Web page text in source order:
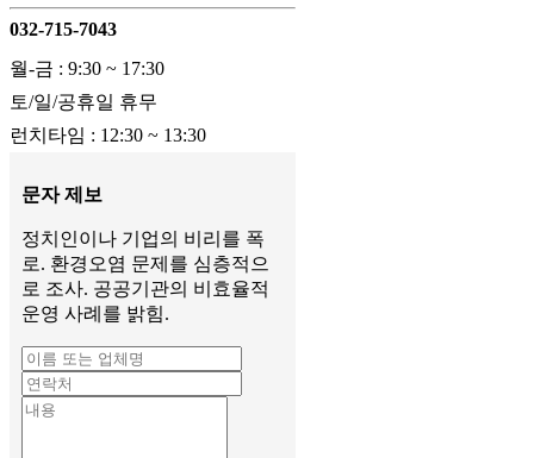
032-715-7043
월-금 : 9:30 ~ 17:30
토/일/공휴일 휴무
런치타임 : 12:30 ~ 13:30
문자 제보
정치인이나 기업의 비리를 폭
로. 환경오염 문제를 심층적으
로 조사. 공공기관의 비효율적
운영 사례를 밝힘.